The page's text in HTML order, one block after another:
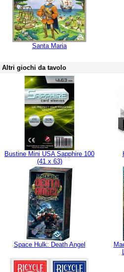
Santa Maria
Altri giochi da tavolo
Bustine Mini USA Sapphire 100
(41 x 63)
Space Hulk: Death Angel